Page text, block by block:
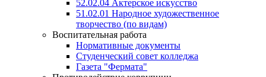
52.02.04 Актерское искусство
51.02.01 Народное художественное
творчество (по видам)
Воспитательная работа
Нормативные документы
Студенческий совет колледжа
Газета "Фермата"